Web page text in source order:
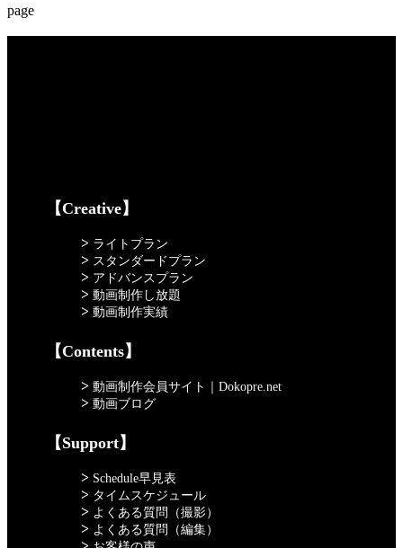
page
【Creative】
> ライトプラン
> スタンダードプラン
> アドバンスプラン
> 動画制作し放題
> 動画制作実績
【Contents】
> 動画制作会員サイト｜Dokopre.net
> 動画ブログ
【Support】
> Schedule早見表
> タイムスケジュール
> よくある質問（撮影）
> よくある質問（編集）